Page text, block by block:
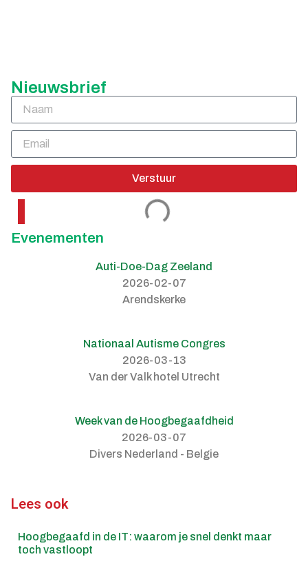
Nieuwsbrief
Verstuur
Evenementen
Auti-Doe-Dag Zeeland
2026-02-07
Arendskerke
Nationaal Autisme Congres
2026-03-13
Van der Valk hotel Utrecht
Week van de Hoogbegaafdheid
2026-03-07
Divers Nederland - Belgie
Lees ook
Hoogbegaafd in de IT: waarom je snel denkt maar
toch vastloopt